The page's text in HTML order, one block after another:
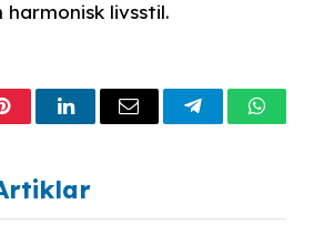
harmonisk livsstil.
PinterestLinkedInEmail Telegram